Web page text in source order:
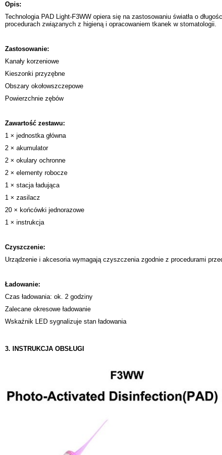
Opis:
Technologia PAD Light-F3WW opiera się na zastosowaniu światła o
procedurach związanych z higieną i opracowaniem tkanek w stomatologii.
Zastosowanie:
Kanały korzeniowe
Kieszonki przyzębne
Obszary okołowszczepowe
Powierzchnie zębów
Zawartość zestawu:
1 × jednostka główna
2 × akumulator
2 × okulary ochronne
2 × elementy robocze
1 × stacja ładująca
1 × zasilacz
20 × końcówki jednorazowe
1 × instrukcja
Czyszczenie:
Urządzenie i akcesoria wymagają czyszczenia zgodnie z procedurami
Ładowanie:
Czas ładowania: ok. 2 godziny
Zalecane okresowe ładowanie
Wskaźnik LED sygnalizuje stan ładowania
3. INSTRUKCJA OBSŁUGI